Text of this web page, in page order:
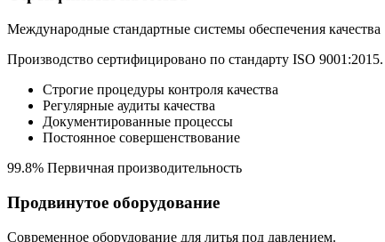
Международные стандартные системы обеспечения качества
Производство сертифицировано по стандарту ISO 9001:2015.
Строгие процедуры контроля качества
Регулярные аудиты качества
Документированные процессы
Постоянное совершенствование
99.8% Первичная производительность
Продвинутое оборудование
Современное оборудование для литья под давлением.